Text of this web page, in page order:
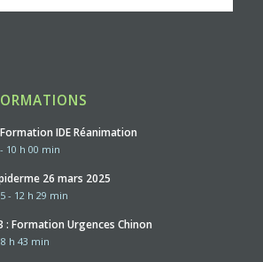
IDE Réanimation
10 h 00 min
26 mars 2025
- 12 h 29 min
: Formation Urgences Chinon
h 43 min